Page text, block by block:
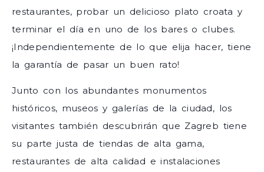
restaurantes, probar un delicioso plato croata y
terminar el día en uno de los bares o clubes.
¡Independientemente de lo que elija hacer, tiene
la garantía de pasar un buen rato!
Junto con los abundantes monumentos
históricos, museos y galerías de la ciudad, los
visitantes también descubrirán que Zagreb tiene
su parte justa de tiendas de alta gama,
restaurantes de alta calidad e instalaciones